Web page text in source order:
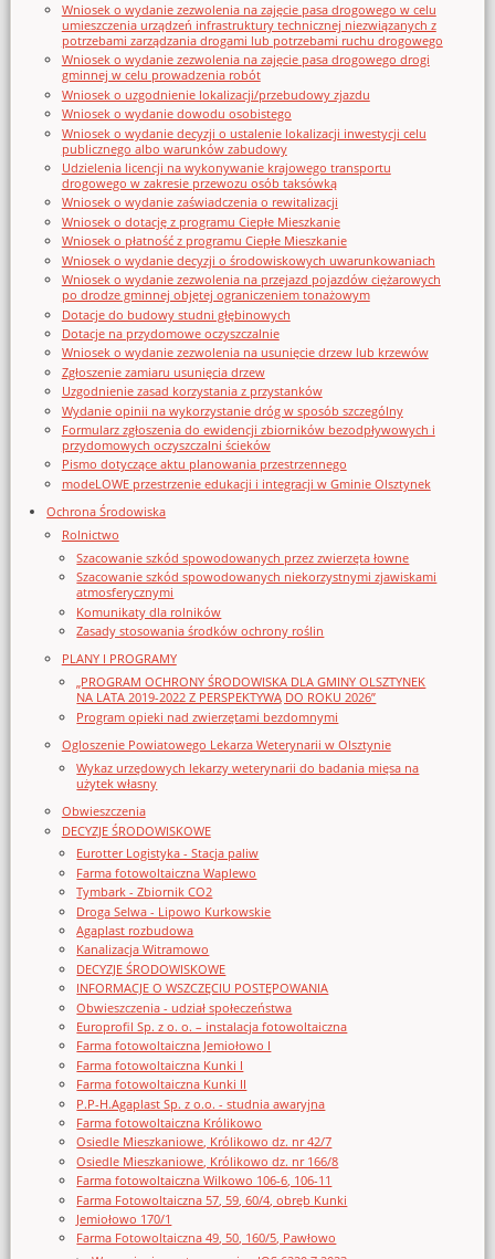
Wniosek o wydanie zezwolenia na zajęcie pasa drogowego w celu
umieszczenia urządzeń infrastruktury technicznej niezwiązanych z
potrzebami zarządzania drogami lub potrzebami ruchu drogowego
Wniosek o wydanie zezwolenia na zajęcie pasa drogowego drogi
gminnej w celu prowadzenia robót
Wniosek o uzgodnienie lokalizacji/przebudowy zjazdu
Wniosek o wydanie dowodu osobistego
Wniosek o wydanie decyzji o ustalenie lokalizacji inwestycji celu
publicznego albo warunków zabudowy
Udzielenia licencji na wykonywanie krajowego transportu
drogowego w zakresie przewozu osób taksówką
Wniosek o wydanie zaświadczenia o rewitalizacji
Wniosek o dotację z programu Ciepłe Mieszkanie
Wniosek o płatność z programu Ciepłe Mieszkanie
Wniosek o wydanie decyzji o środowiskowych uwarunkowaniach
Wniosek o wydanie zezwolenia na przejazd pojazdów ciężarowych
po drodze gminnej objętej ograniczeniem tonażowym
Dotacje do budowy studni głębinowych
Dotacje na przydomowe oczyszczalnie
Wniosek o wydanie zezwolenia na usunięcie drzew lub krzewów
Zgłoszenie zamiaru usunięcia drzew
Uzgodnienie zasad korzystania z przystanków
Wydanie opinii na wykorzystanie dróg w sposób szczególny
Formularz zgłoszenia do ewidencji zbiorników bezodpływowych i
przydomowych oczyszczalni ścieków
Pismo dotyczące aktu planowania przestrzennego
modeLOWE przestrzenie edukacji i integracji w Gminie Olsztynek
Ochrona Środowiska
Rolnictwo
Szacowanie szkód spowodowanych przez zwierzęta łowne
Szacowanie szkód spowodowanych niekorzystnymi zjawiskami
atmosferycznymi
Komunikaty dla rolników
Zasady stosowania środków ochrony roślin
PLANY I PROGRAMY
„PROGRAM OCHRONY ŚRODOWISKA DLA GMINY OLSZTYNEK
NA LATA 2019-2022 Z PERSPEKTYWĄ DO ROKU 2026”
Program opieki nad zwierzętami bezdomnymi
Ogloszenie Powiatowego Lekarza Weterynarii w Olsztynie
Wykaz urzędowych lekarzy weterynarii do badania mięsa na
użytek własny
Obwieszczenia
DECYZJE ŚRODOWISKOWE
Eurotter Logistyka - Stacja paliw
Farma fotowoltaiczna Waplewo
Tymbark - Zbiornik CO2
Droga Selwa - Lipowo Kurkowskie
Agaplast rozbudowa
Kanalizacja Witramowo
DECYZJE ŚRODOWISKOWE
INFORMACJE O WSZCZĘCIU POSTĘPOWANIA
Obwieszczenia - udział społeczeństwa
Europrofil Sp. z o. o. – instalacja fotowoltaiczna
Farma fotowoltaiczna Jemiołowo I
Farma fotowoltaiczna Kunki I
Farma fotowoltaiczna Kunki II
P.P-H.Agaplast Sp. z o.o. - studnia awaryjna
Farma fotowoltaiczna Królikowo
Osiedle Mieszkaniowe, Królikowo dz. nr 42/7
Osiedle Mieszkaniowe, Królikowo dz. nr 166/8
Farma fotowoltaiczna Wilkowo 106-6, 106-11
Farma Fotowoltaiczna 57, 59, 60/4, obręb Kunki
Jemiołowo 170/1
Farma Fotowoltaiczna 49, 50, 160/5, Pawłowo